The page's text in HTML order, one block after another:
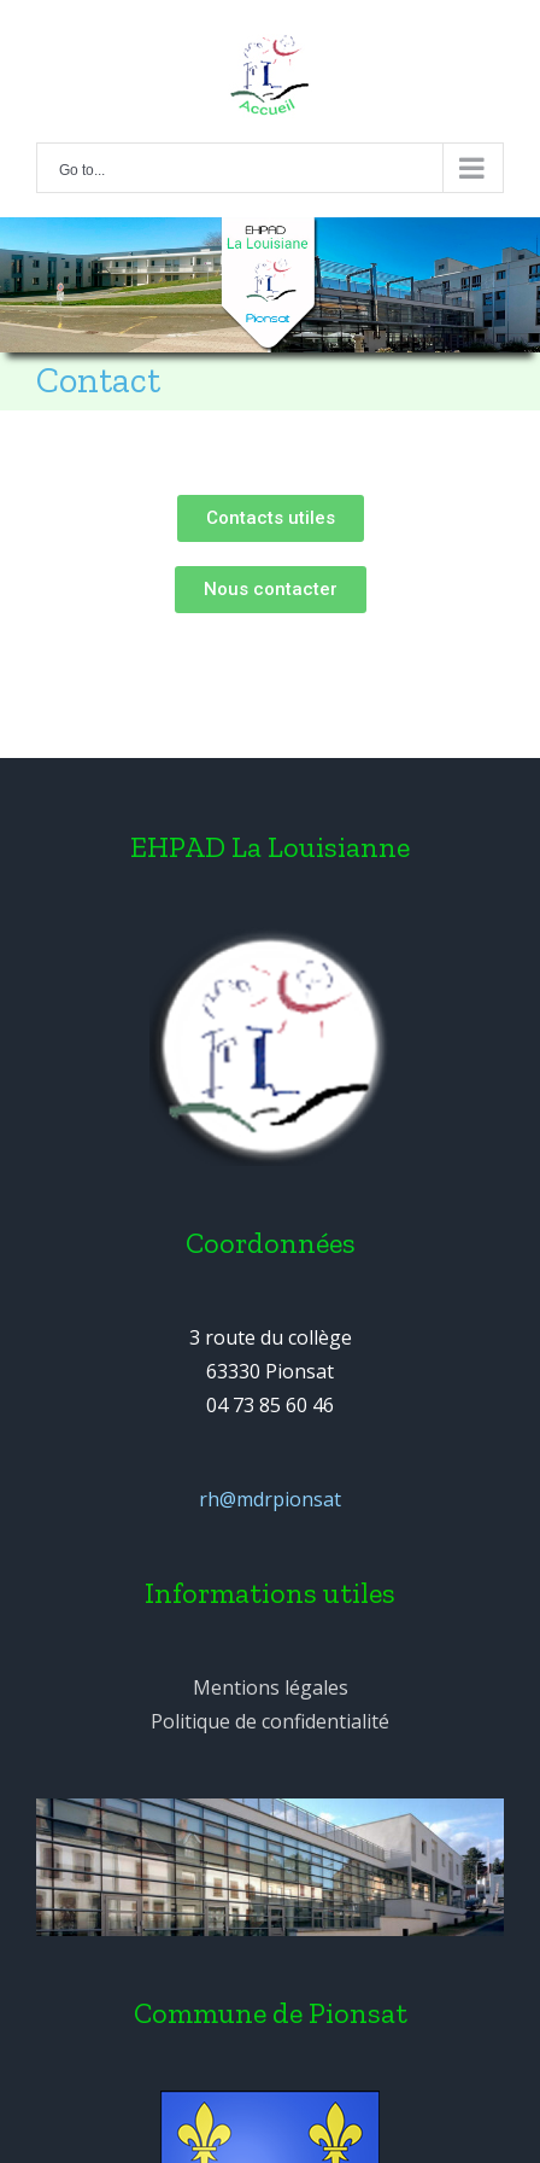
Go to...
Contact
Contacts utiles
Nous contacter
EHPAD La Louisianne
Coordonnées
3 route du collège
63330 Pionsat
04 73 85 60 46
rh@mdrpionsat
Informations utiles
Mentions légales
Politique de confidentialité
Commune de Pionsat